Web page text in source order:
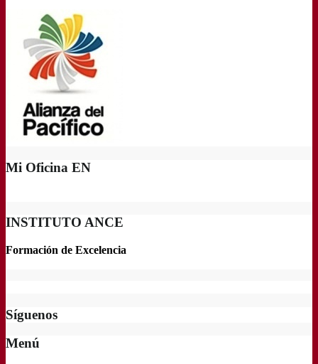
Mi Oficina EN
INSTITUTO ANCE
Formación de Excelencia
Síguenos
Menú